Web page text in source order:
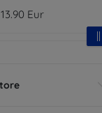
13.90 Eur